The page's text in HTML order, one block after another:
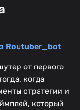
Routuber_bot
от первого
когда
стратегии и
который